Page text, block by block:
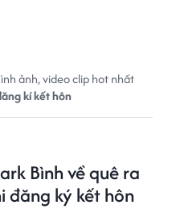
ảnh, video clip hot nhất
kí kết hôn
Bình về quê ra
đăng ký kết hôn